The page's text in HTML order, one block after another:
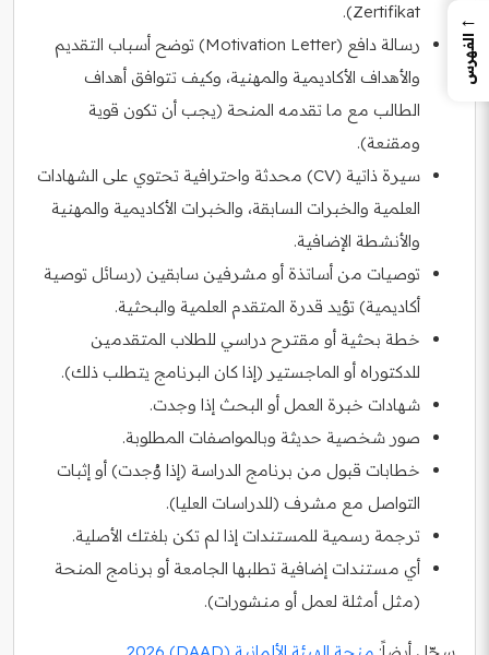
Zertifikat).
رسالة دافع (Motivation Letter) توضح أسباب التقديم
والأهداف الأكاديمية والمهنية، وكيف تتوافق أهداف
الطالب مع ما تقدمه المنحة (يجب أن تكون قوية
ومقنعة).
سيرة ذاتية (CV) محدثة واحترافية تحتوي على الشهادات
العلمية والخبرات السابقة، والخبرات الأكاديمية والمهنية
والأنشطة الإضافية.
توصيات من أساتذة أو مشرفين سابقين (رسائل توصية
أكاديمية) تؤيد قدرة المتقدم العلمية والبحثية.
خطة بحثية أو مقترح دراسي للطلاب المتقدمين
للدكتوراه أو الماجستير (إذا كان البرنامج يتطلب ذلك).
شهادات خبرة العمل أو البحث إذا وجدت.
صور شخصية حديثة وبالمواصفات المطلوبة.
خطابات قبول من برنامج الدراسة (إذا وُجدت) أو إثبات
التواصل مع مشرف (للدراسات العليا).
ترجمة رسمية للمستندات إذا لم تكن بلغتك الأصلية.
أي مستندات إضافية تطلبها الجامعة أو برنامج المنحة
(مثل أمثلة لعمل أو منشورات).
←
الفهرس